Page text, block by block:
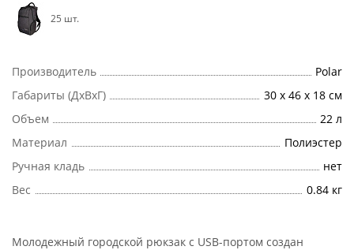
25 шт.
Производитель
Polar
Габариты (ДхВхГ)
30 x 46 x 18 см
Объем
22 л
Материал
Полиэстер
Ручная кладь
нет
Вес
0.84 кг
Молодежный городской рюкзак с USB-портом создан